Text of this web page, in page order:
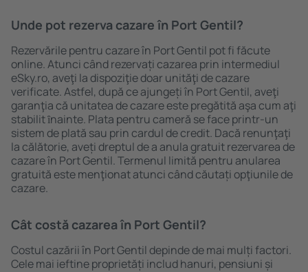
Unde pot rezerva cazare în Port Gentil?
Rezervările pentru cazare în Port Gentil pot fi făcute
online. Atunci când rezervați cazarea prin intermediul
eSky.ro, aveţi la dispoziţie doar unităţi de cazare
verificate. Astfel, după ce ajungeți în Port Gentil, aveţi
garanţia că unitatea de cazare este pregătită aşa cum aţi
stabilit ȋnainte. Plata pentru cameră se face printr-un
sistem de plată sau prin cardul de credit. Dacă renunţaţi
la călătorie, aveți dreptul de a anula gratuit rezervarea de
cazare în Port Gentil. Termenul limită pentru anularea
gratuită este menţionat atunci când căutați opţiunile de
cazare.
Cât costă cazarea în Port Gentil?
Costul cazării în Port Gentil depinde de mai mulți factori.
Cele mai ieftine proprietăți includ hanuri, pensiuni și